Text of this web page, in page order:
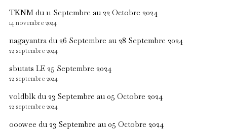
TKNM du 11 Septembre au 22 Octobre 2024
14 novembre 2024
nagayantra du 26 Septembre au 28 Septembre 2024
22 septembre 2024
sbutats LE 25 Septembre 2024
22 septembre 2024
voldblk du 23 Septembre au 05 Octobre 2024
22 septembre 2024
oo0wee du 23 Septembre au 05 Octobre 2024